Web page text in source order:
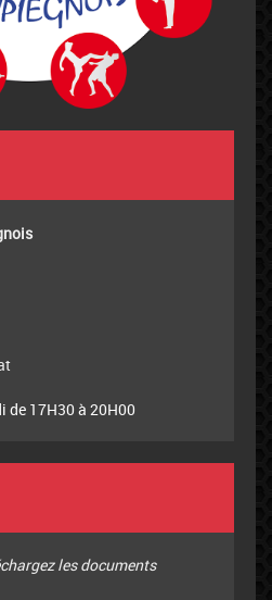
de 17H30 à 20H00
les documents